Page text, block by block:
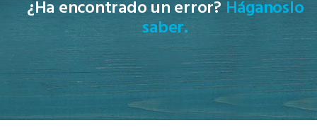
¿Ha encontrado un error? Háganoslo
saber.